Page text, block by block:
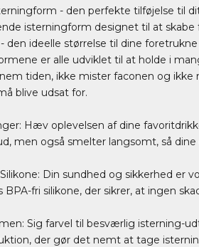
- den perfekte tilføjelse til
isterningform designet til at
ideelle størrelse til dine foretrukne
er alle udviklet til at holde i
tiden, ikke mister faconen og
blive udsat for.
Hæv oplevelsen af dine
men også smelter langsomt, så
Din sundhed og sikkerhed er
BPA-fri silikone, der sikrer, at ingen
Sig farvel til besværlig isterning-
der gør det nemt at tage